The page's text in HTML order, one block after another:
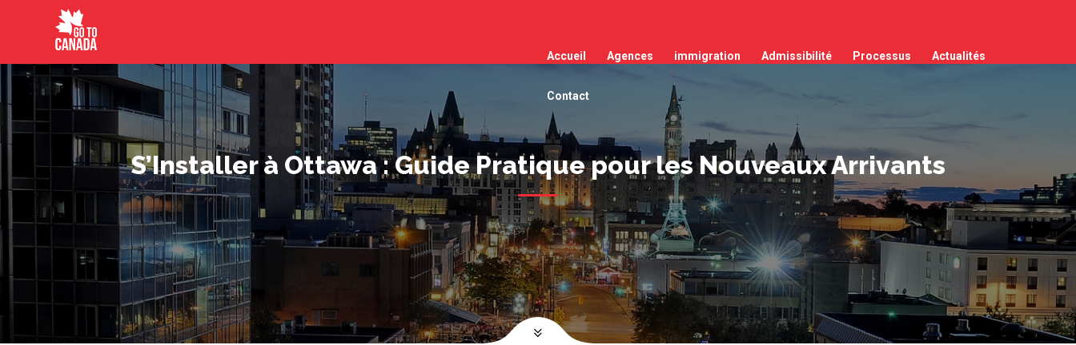
Accueil Agences immigration Admissibilité Processus Actualités
Contact
S’Installer à Ottawa : Guide Pratique pour les Nouveaux Arrivants